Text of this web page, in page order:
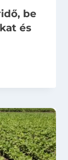
be
és